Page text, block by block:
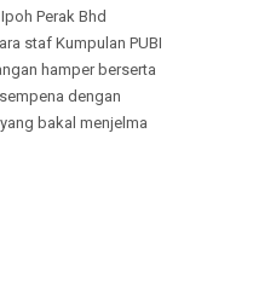
Perak Bhd
staf Kumpulan PUBI
hamper berserta
dengan
bakal menjelma